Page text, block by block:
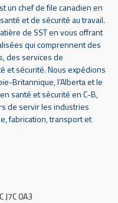
un chef de file canadien en
et de sécurité au travail.
de SST en vous offrant
qui comprennent des
des services de
et sécurité. Nous expédions
Britannique, l’Alberta et le
santé et sécurité en C-B,
de servir les industries
fabrication, transport et
J7C 0A3